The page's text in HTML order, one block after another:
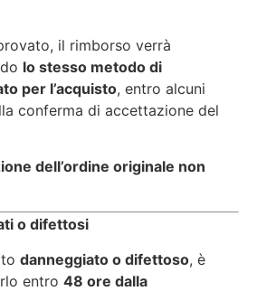
il rimborso verrà
lo stesso metodo di
per l’acquisto, entro alcuni
conferma di accettazione del
dell’ordine originale non
o difettosi
danneggiato o difettoso, è
entro 48 ore dalla